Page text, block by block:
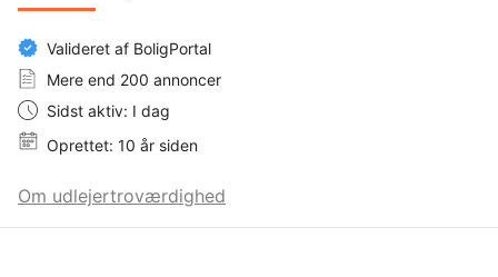
Valideret af BoligPortal
Mere end 200 annoncer
Sidst aktiv: I dag
Oprettet: 10 år siden
Om udlejertroværdighed